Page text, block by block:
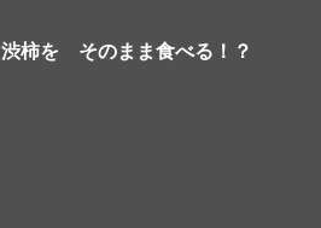
渋柿を そのまま食べる！？